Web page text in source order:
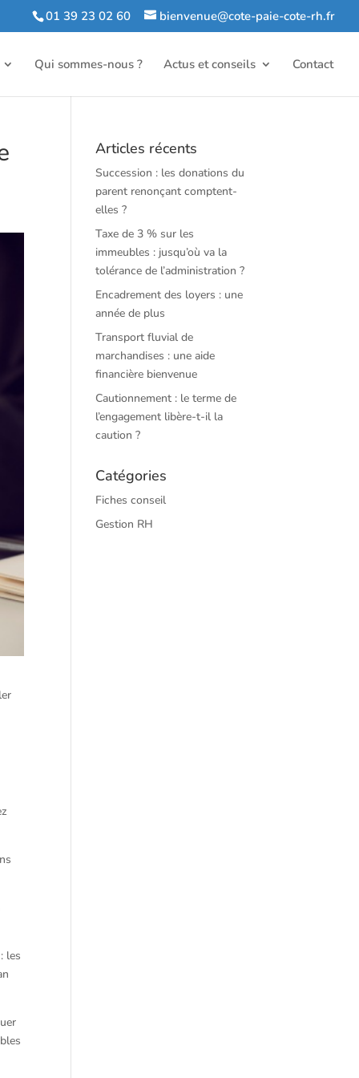
01 39 23 02 60 bienvenue@cote-paie-cote-rh.fr
Qui sommes-nous ? Actus et conseils Contact
les
Articles récents
Succession : les donations du
parent renonçant comptent-
elles ?
Taxe de 3 % sur les
immeubles : jusqu’où va la
tolérance de l’administration ?
Encadrement des loyers : une
année de plus
Transport fluvial de
marchandises : une aide
financière bienvenue
Cautionnement : le terme de
l’engagement libère-t-il la
caution ?
Catégories
Fiches conseil
Gestion RH